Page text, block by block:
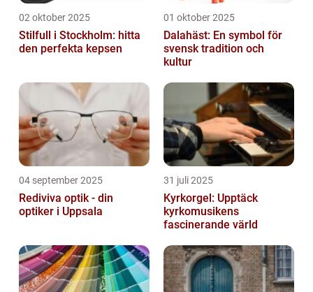
02 oktober 2025
Stilfull i Stockholm: hitta
den perfekta kepsen
01 oktober 2025
Dalahäst: En symbol för
svensk tradition och
kultur
04 september 2025
Rediviva optik - din
optiker i Uppsala
31 juli 2025
Kyrkorgel: Upptäck
kyrkomusikens
fascinerande värld